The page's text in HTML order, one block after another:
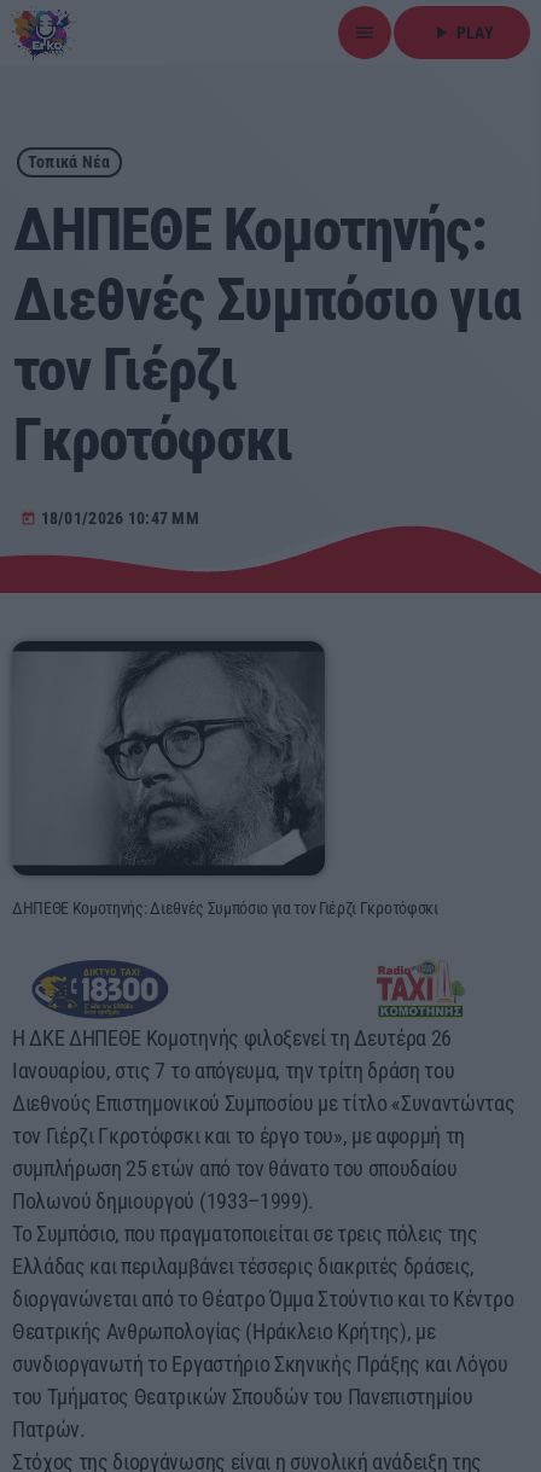
menu play_arrow PLAY
close
play_arrow ΕΡΚΟ
Αρχική
Εκπομπές
Ειδήσεις
Τοπικά Νέα
Αθλητικά
Τραγούδια της Θράκης
Επικοινωνία
Προσεχείς
ERKO
ΕΡΚΟ
Presented by Giorgos
ΕΡΚΟ
00:00 - 05:00
Τοπικά Νέα
ΔΗΠΕΘΕ Κομοτηνής:
Διεθνές Συμπόσιο για
τον Γιέρζι
Γκροτόφσκι
today 18/01/2026 10:47 ΜΜ
ΔΗΠΕΘΕ Κομοτηνής: Διεθνές Συμπόσιο για τον Γιέρζι Γκροτόφσκι
Η ΔΚΕ ΔΗΠΕΘΕ Κομοτηνής φιλοξενεί τη Δευτέρα 26
Ιανουαρίου, στις 7 το απόγευμα, την τρίτη δράση του
Διεθνούς Επιστημονικού Συμποσίου με τίτλο «Συναντώντας
τον Γιέρζι Γκροτόφσκι και το έργο του», με αφορμή τη
συμπλήρωση 25 ετών από τον θάνατο του σπουδαίου
Πολωνού δημιουργού (1933–1999).
Το Συμπόσιο, που πραγματοποιείται σε τρεις πόλεις της
Ελλάδας και περιλαμβάνει τέσσερις διακριτές δράσεις,
διοργανώνεται από το Θέατρο Όμμα Στούντιο και το Κέντρο
Θεατρικής Ανθρωπολογίας (Ηράκλειο Κρήτης), με
συνδιοργανωτή το Εργαστήριο Σκηνικής Πράξης και Λόγου
του Τμήματος Θεατρικών Σπουδών του Πανεπιστημίου
Πατρών.
Στόχος της διοργάνωσης είναι η συνολική ανάδειξη της